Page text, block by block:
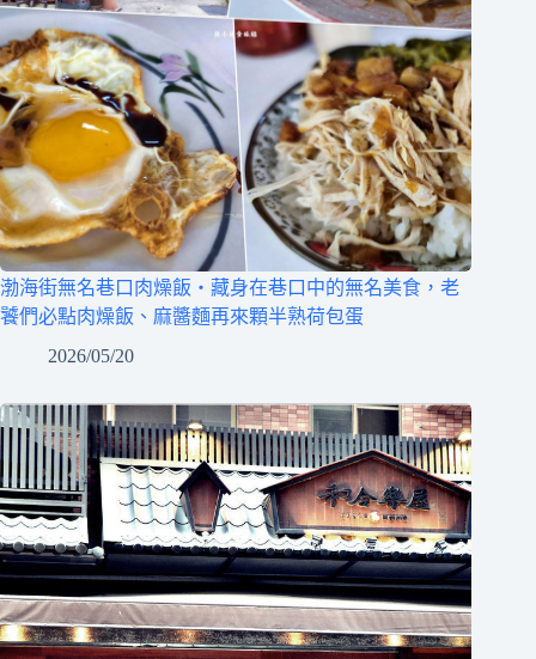
渤海街無名巷口肉燥飯‧藏身在巷口中的無名美食，老
饕們必點肉燥飯、麻醬麵再來顆半熟荷包蛋
2026/05/20